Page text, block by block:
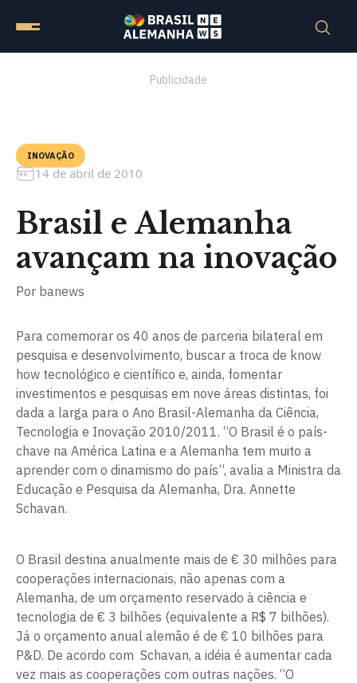
Publicidade
INOVAÇÃO
14 de abril de 2010
Brasil e Alemanha
avançam na inovação
Por banews
Para comemorar os 40 anos de parceria bilateral em
pesquisa e desenvolvimento, buscar a troca de know
how tecnológico e científico e, ainda, fomentar
investimentos e pesquisas em nove áreas distintas, foi
dada a larga para o Ano Brasil-Alemanha da Ciência,
Tecnologia e Inovação 2010/2011. “O Brasil é o país-
chave na América Latina e a Alemanha tem muito a
aprender com o dinamismo do país”, avalia a Ministra da
Educação e Pesquisa da Alemanha, Dra. Annette
Schavan.
O Brasil destina anualmente mais de € 30 milhões para
cooperações internacionais, não apenas com a
Alemanha, de um orçamento reservado à ciência e
tecnologia de € 3 bilhões (equivalente a R$ 7 bilhões).
Já o orçamento anual alemão é de € 10 bilhões para
P&D. De acordo com Schavan, a idéia é aumentar cada
vez mais as cooperações com outras nações. “O